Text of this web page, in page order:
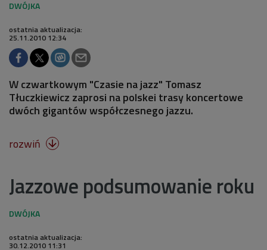
ostatnia aktualizacja:
25.11.2010 12:34
W czwartkowym "Czasie na jazz" Tomasz
Tłuczkiewicz zaprosi na polskei trasy koncertowe
dwóch gigantów współczesnego jazzu.
rozwiń 
Jazzowe podsumowanie roku
ostatnia aktualizacja:
30.12.2010 11:31